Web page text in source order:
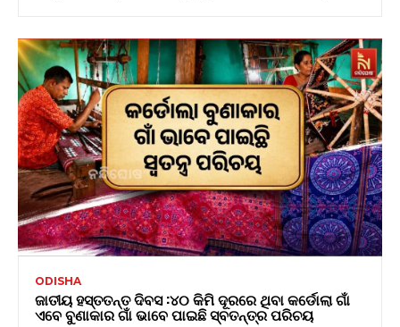
ODISHA
ଜାତୀୟ ହସ୍ତତନ୍ତ ଦିବସ :୪୦ କିମି ଦୂରରେ ଥିବା କର୍ଡୋଲା ଗାଁ
ଏବେ ବୁଣାକାର ଗାଁ ଭାବେ ପାଇଛି ସ୍ବତନ୍ତ୍ର ପରିଚୟ